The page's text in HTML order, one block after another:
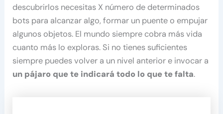
descubrirlos necesitas X número de determinados
bots para alcanzar algo, formar un puente o empujar
algunos objetos. El mundo siempre cobra más vida
cuanto más lo exploras. Si no tienes suficientes
siempre puedes volver a un nivel anterior e invocar a
un pájaro que te indicará todo lo que te falta.